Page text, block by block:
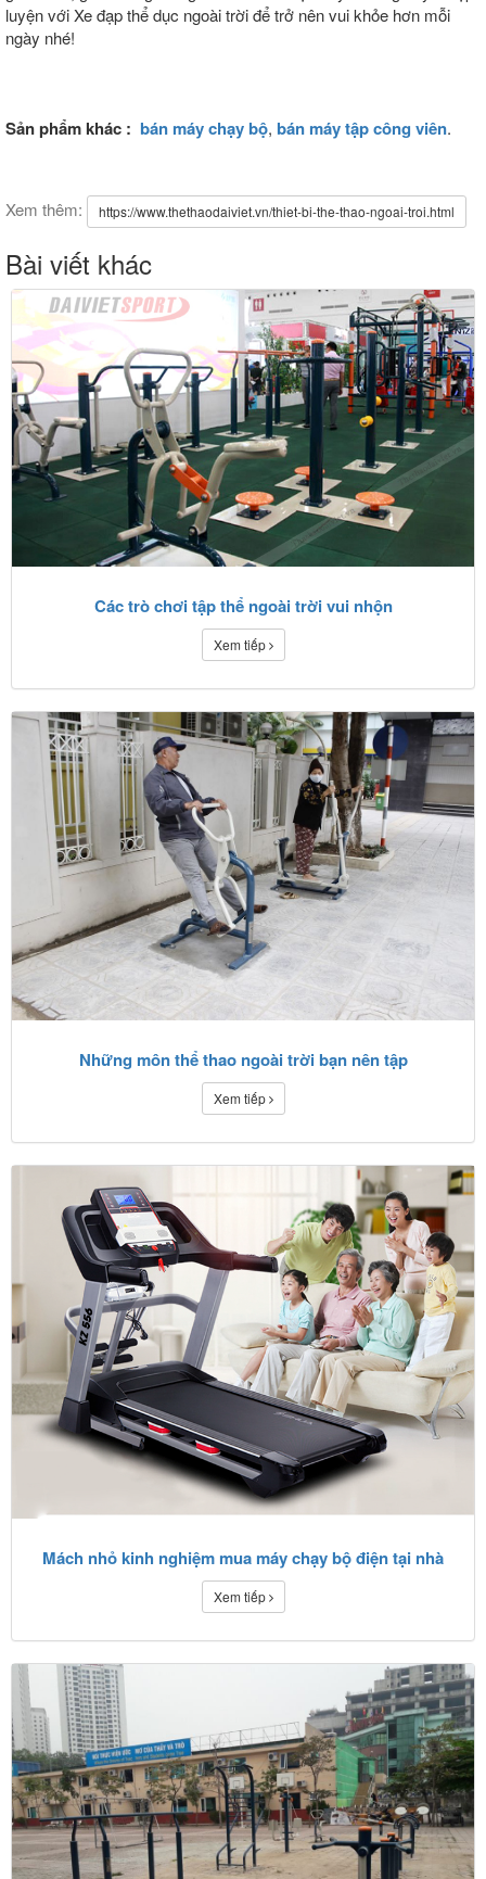
luyện với Xe đạp thể dục ngoài trời để trở nên vui khỏe hơn mỗi
ngày nhé!
Sản phẩm khác : bán máy chạy bộ, bán máy tập công viên.
Xem thêm: https://www.thethaodaiviet.vn/thiet-bi-the-thao-ngoai-troi.html
Bài viết khác
Các trò chơi tập thể ngoài trời vui nhộn
Xem tiếp
Những môn thể thao ngoài trời bạn nên tập
Xem tiếp
Mách nhỏ kinh nghiệm mua máy chạy bộ điện tại nhà
Xem tiếp